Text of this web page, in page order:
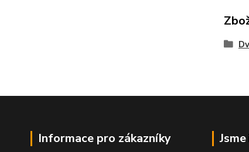
Informace pro zákazníky